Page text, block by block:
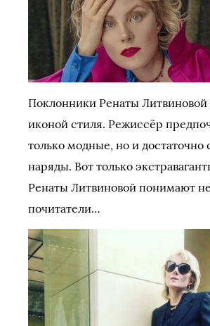
Поклонники Ренаты Литвиновой
иконой стиля. Режиссёр
только модные, но и достаточно
наряды. Вот только
Ренаты Литвиновой понимают
почитатели…